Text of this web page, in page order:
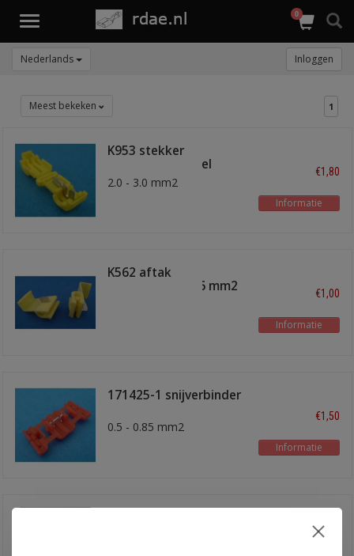
Toggle
0
Nederlands Inloggen
Meest bekeken 1
K953 stekker
snijverbinder geel
2.0 - 3.0 mm2
€1,80
Informatie
K562 aftak
snijverbinder 4-6 mm2
€1,00
Informatie
171425-1 snijverbinder
0.5 - 0.85 mm2
€1,50
Informatie
€1,00